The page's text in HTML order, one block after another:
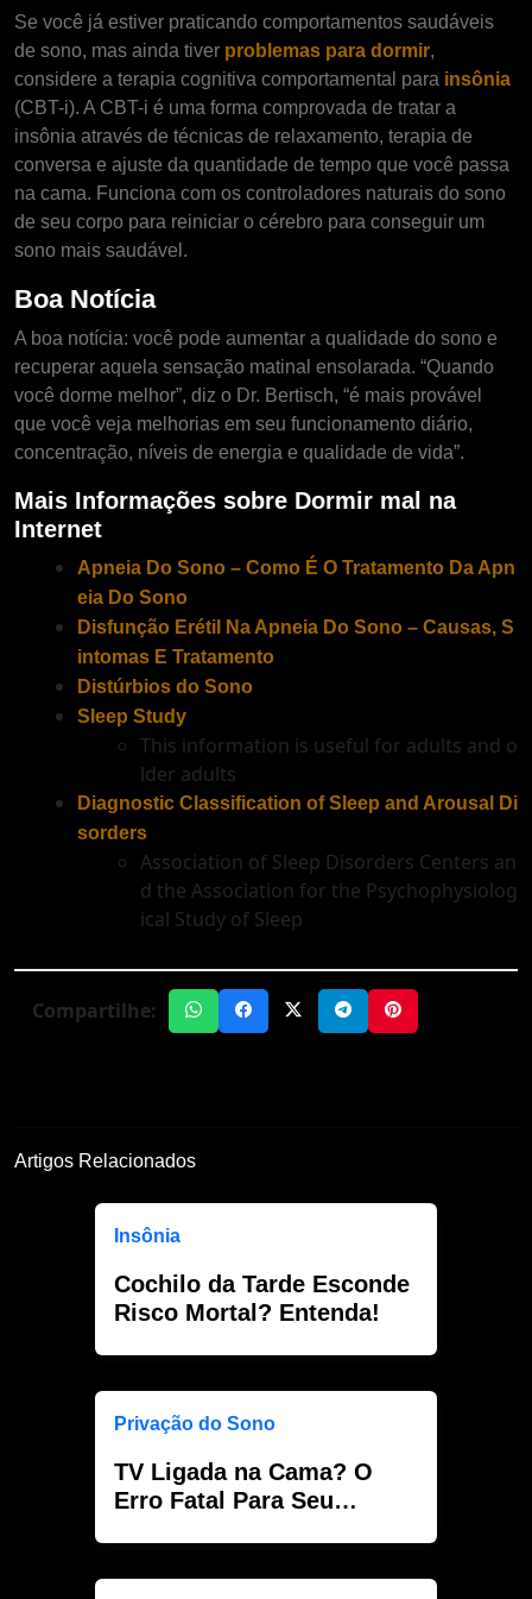
Se você já estiver praticando comportamentos saudáveis
de sono, mas ainda tiver problemas para dormir,
considere a terapia cognitiva comportamental para insônia
(CBT-i). A CBT-i é uma forma comprovada de tratar a
insônia através de técnicas de relaxamento, terapia de
conversa e ajuste da quantidade de tempo que você passa
na cama. Funciona com os controladores naturais do sono
de seu corpo para reiniciar o cérebro para conseguir um
sono mais saudável.
Boa Notícia
A boa notícia: você pode aumentar a qualidade do sono e
recuperar aquela sensação matinal ensolarada. “Quando
você dorme melhor”, diz o Dr. Bertisch, “é mais provável
que você veja melhorias em seu funcionamento diário,
concentração, níveis de energia e qualidade de vida”.
Mais Informações sobre Dormir mal na
Internet
Apneia Do Sono – Como É O Tratamento Da Apn
eia Do Sono
Disfunção Erétil Na Apneia Do Sono – Causas, S
intomas E Tratamento
Distúrbios do Sono
Sleep Study
This information is useful for adults and o
lder adults
Diagnostic Classification of Sleep and Arousal Di
sorders
Association of Sleep Disorders Centers an
d the Association for the Psychophysiolog
ical Study of Sleep
Compartilhe:
Artigos Relacionados
Insônia
Cochilo da Tarde Esconde
Risco Mortal? Entenda!
Privação do Sono
TV Ligada na Cama? O
Erro Fatal Para Seu